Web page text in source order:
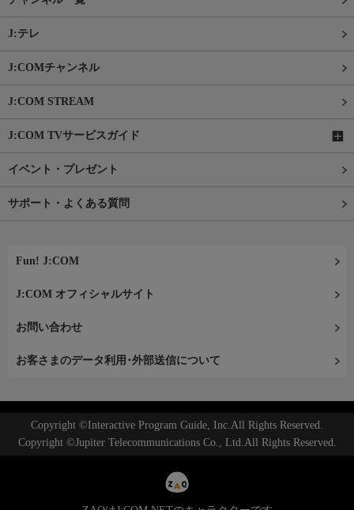
J:テレ
J:COMチャンネル
J:COM STREAM
J:COM TVサービスガイド
イベント・プレゼント
サポート・よくある質問
Fun! J:COM
J:COM オフィシャルサイト
お問い合わせ
お客さまのデータ利用･外部送信について
Copyright ©Interactive Program Guide, Inc.All Rights Reserved.
Copyright ©Jupiter Telecommunications Co., Ltd.All Rights Reserved.